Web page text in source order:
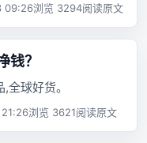
09:26浏览 3294阅读原文
钱？
全球好货。
浏览 3621阅读原文